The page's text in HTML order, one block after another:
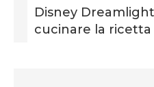
Disney
cucinare la